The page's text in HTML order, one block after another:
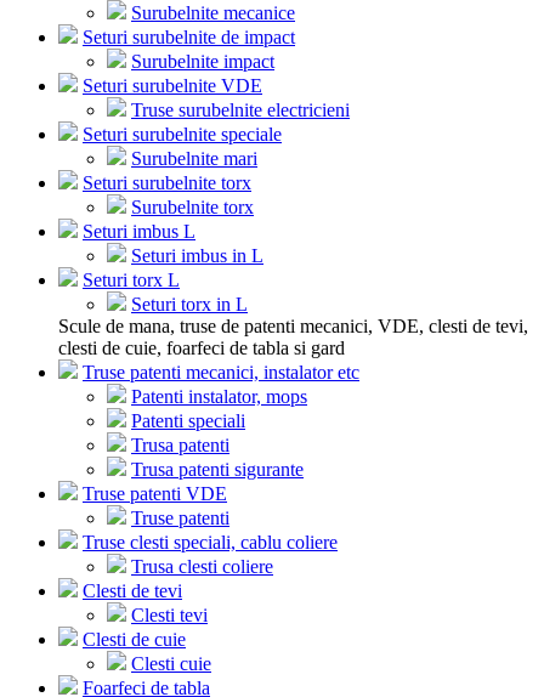
Surubelnite mecanice
Seturi surubelnite de impact
Surubelnite impact
Seturi surubelnite VDE
Truse surubelnite electricieni
Seturi surubelnite speciale
Surubelnite mari
Seturi surubelnite torx
Surubelnite torx
Seturi imbus L
Seturi imbus in L
Seturi torx L
Seturi torx in L
Scule de mana, truse de patenti mecanici, VDE, clesti de tevi,
clesti de cuie, foarfeci de tabla si gard
Truse patenti mecanici, instalator etc
Patenti instalator, mops
Patenti speciali
Trusa patenti
Trusa patenti sigurante
Truse patenti VDE
Truse patenti
Truse clesti speciali, cablu coliere
Trusa clesti coliere
Clesti de tevi
Clesti tevi
Clesti de cuie
Clesti cuie
Foarfeci de tabla